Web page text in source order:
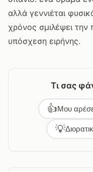
αλλά γεννιέται
χρόνος σμιλέψει την
υπόσχεση ειρήνης.
Τι σας
👍Μου
💡